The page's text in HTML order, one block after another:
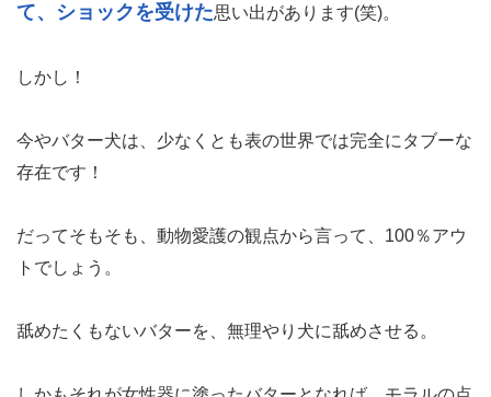
て、ショックを受けた思い出があります(笑)。
しかし！
今やバター犬は、少なくとも表の世界では完全にタブーな
存在です！
だってそもそも、動物愛護の観点から言って、100％アウ
トでしょう。
舐めたくもないバターを、無理やり犬に舐めさせる。